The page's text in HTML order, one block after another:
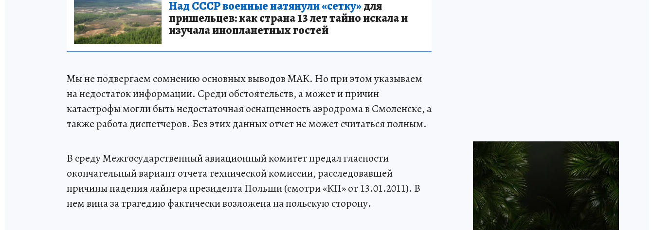
Над СССР военные натянули «сетку»для
пришельцев: как страна 13 лет тайно искала и
изучала инопланетных гостей
Мы не подвергаем сомнению основных выводов МАК. Но при этом указываем
на недостаток информации. Среди обстоятельств, а может и причин
катастрофы могли быть недостаточная оснащенность аэродрома в Смоленске, а
также работа диспетчеров. Без этих данных отчет не может считаться полным.
В среду Межгосударственный авиационный комитет предал гласности
окончательный вариант отчета технической комиссии, расследовавшей
причины падения лайнера президента Польши (смотри «КП» от 13.01.2011). В
нем вина за трагедию фактически возложена на польскую сторону.